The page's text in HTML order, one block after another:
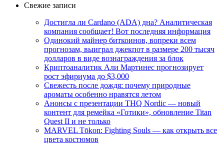
Свежие записи
Достигла ли Cardano (ADA) дна? Аналитическая
компания сообщает! Вот последняя информация
Одинокий майнер биткоинов, вопреки всем
прогнозам, выиграл джекпот в размере 200 тысяч
долларов в виде вознаграждения за блок
Криптоаналитик Али Мартинес прогнозирует
рост эфириума до $3,000
Свежесть после дождя: почему природные
ароматы особенно нравятся летом
Анонсы с презентации THQ Nordic — новый
контент для ремейка «Готики», обновление Titan
Quest II и не только
MARVEL Tōkon: Fighting Souls — как открыть все
цвета костюмов